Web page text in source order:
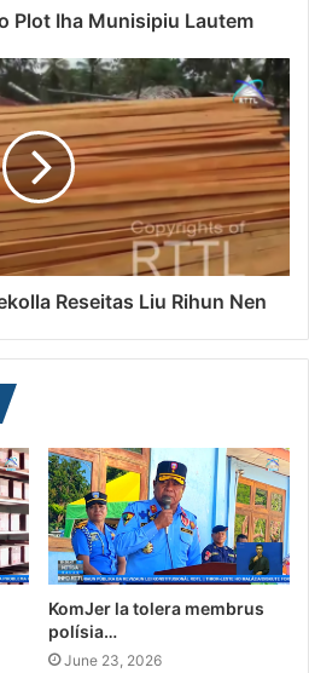
Plot Iha Munisipiu Lautem
Reseitas Liu Rihun Nen
KomJer la tolera membrus
polísia…
June 23, 2026